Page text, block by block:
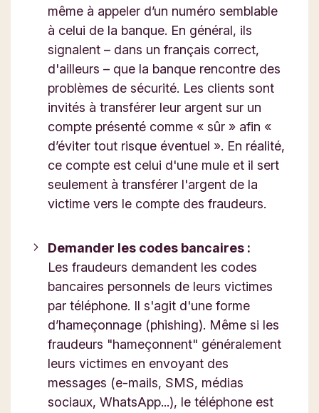
même à appeler d’un numéro semblable
à celui de la banque. En général, ils
signalent – dans un français correct,
d'ailleurs – que la banque rencontre des
problèmes de sécurité. Les clients sont
invités à transférer leur argent sur un
compte présenté comme « sûr » afin «
d’éviter tout risque éventuel ». En réalité,
ce compte est celui d'une mule et il sert
seulement à transférer l'argent de la
victime vers le compte des fraudeurs.
Demander les codes bancaires :
Les fraudeurs demandent les codes
bancaires personnels de leurs victimes
par téléphone. Il s'agit d'une forme
d’hameçonnage (phishing). Même si les
fraudeurs "hameçonnent" généralement
leurs victimes en envoyant des
messages (e-mails, SMS, médias
sociaux, WhatsApp...), le téléphone est